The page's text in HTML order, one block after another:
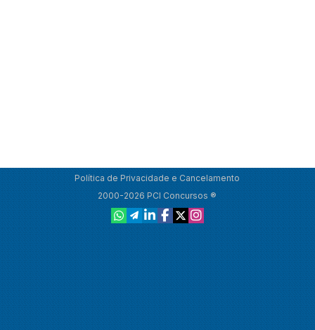
Política de Privacidade e Cancelamento
2000-2026 PCI Concursos ®